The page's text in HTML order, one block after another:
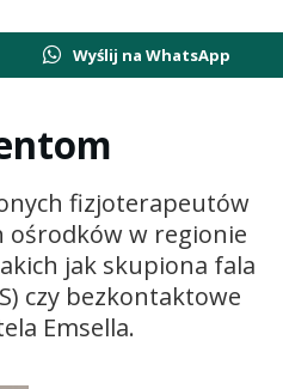
Wyślij na WhatsApp
fizjoterapeutów
ośrodków w regionie
jak skupiona fala
czy bezkontaktowe
Emsella.